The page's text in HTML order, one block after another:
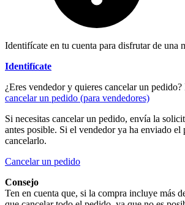
Identifícate en tu cuenta para disfrutar de una
Identifícate
¿Eres vendedor y quieres cancelar un
cancelar un pedido (para vendedores)
Si necesitas cancelar un pedido, envía la
antes posible. Si el vendedor ya ha enviado el
cancelarlo.
Cancelar un pedido
Consejo
Ten en cuenta que, si la compra incluye más